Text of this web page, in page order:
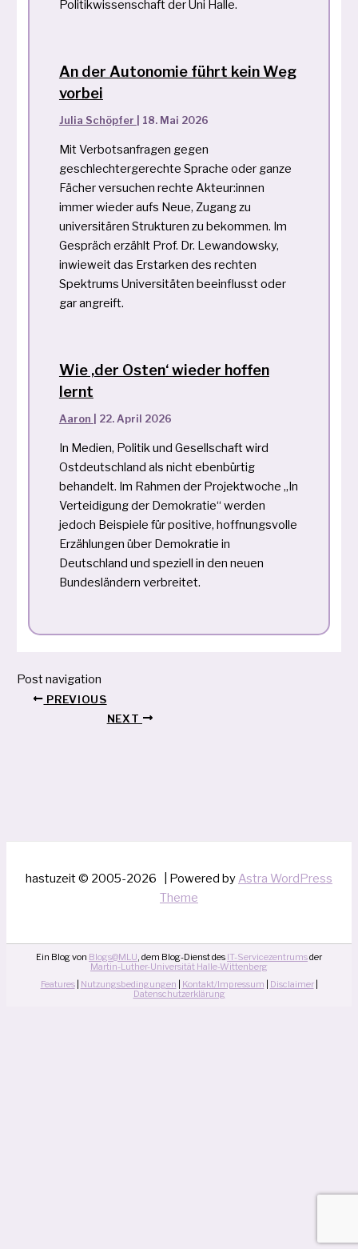
Politikwissenschaft der Uni Halle.
An der Autonomie führt kein Weg
vorbei
Julia Schöpfer 18. Mai 2026
Mit Verbotsanfragen gegen
geschlechtergerechte Sprache oder ganze
Fächer versuchen rechte Akteur:innen
immer wieder aufs Neue, Zugang zu
universitären Strukturen zu bekommen. Im
Gespräch erzählt Prof. Dr. Lewandowsky,
inwieweit das Erstarken des rechten
Spektrums Universitäten beeinflusst oder
gar angreift.
Wie ‚der Osten‘ wieder hoffen
lernt
Aaron 22. April 2026
In Medien, Politik und Gesellschaft wird
Ostdeutschland als nicht ebenbürtig
behandelt. Im Rahmen der Projektwoche „In
Verteidigung der Demokratie“ werden
jedoch Beispiele für positive, hoffnungsvolle
Erzählungen über Demokratie in
Deutschland und speziell in den neuen
Bundesländern verbreitet.
Post navigation
PREVIOUS
NEXT
hastuzeit © 2005-2026 | Powered by Astra WordPress
Theme
Ein Blog von Blogs@MLU, dem Blog-Dienst des IT-Servicezentrumsder
Martin-Luther-Universität Halle-Wittenberg
Features| Nutzungsbedingungen Kontakt/Impressum Disclaimer|
Datenschutzerklärung